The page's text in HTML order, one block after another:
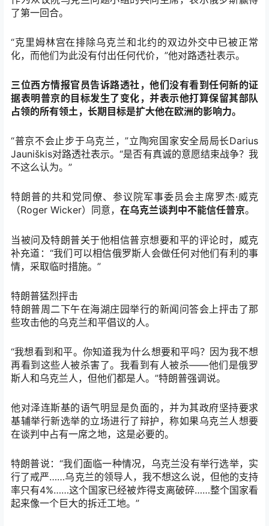
了第一回合。
“克里姆林宫在排除乌克兰和北约的双边外交中已被正常
化，而他们为此没有付出任何代价，”他对路透社表示。
三位西方情报官员告诉路透社，他们没有看到任何新的证
据表明普京的目标发生了变化，并表示他打算保留其部队
占领的所有领土，长期目标是扩大他在欧洲的影响力。
“普京不会止步于乌克兰，”立陶宛国家安全局局长Darius
Jauniškis对路透社表示。“是否有真诚的意愿结束战争？我
不这么认为。”
特朗普的共和党同僚、参议院军事委员会主席罗杰·威克
（Roger Wicker）同意， 在乌克兰谈判中不能信任普京。
当被问及特朗普关于他相信普京想要和平的评论时，威克
补充道：“我们可以相信俄罗斯人会做任何对他们有利的事
情，采取临时措施。”
特朗普猛烈抨击
特朗普周二下午在海湖庄园举行的新闻问答会上抨击了那
些攻击他的乌克兰和平倡议的人。
“我想看到和平。你知道我为什么想要和平吗？因为我不想
再看到这些人被杀害了。我看到有人被杀——他们是俄罗
斯人和乌克兰人，但他们都是人。”特朗普强调说。
他对泽连斯基的语气明显是负面的，并为其政府坚持要求
基辅举行新选举的立场进行了辩护，称如果乌克兰人想要
在谈判中占有一席之地，这是必要的。
特朗普说：“我们面临一种情况，乌克兰没有举行选举，实
行了戒严……乌克兰的领导人，我不想这么说，但他的支持
率只有4%……这个国家已经被炸得支离破碎……整个国家看
起来像一个巨大的拆迁工地。”